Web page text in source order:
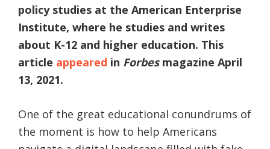
policy studies at the American Enterprise
Institute, where he studies and writes
about K-12 and higher education. This
article appeared in Forbesmagazine April
13, 2021.
One of the great educational conundrums of
the moment is how to help Americans